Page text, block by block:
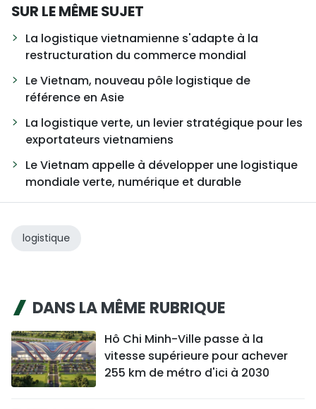
SUR LE MÊME SUJET
La logistique vietnamienne s'adapte à la
restructuration du commerce mondial
Le Vietnam, nouveau pôle logistique de
référence en Asie
La logistique verte, un levier stratégique pour les
exportateurs vietnamiens
Le Vietnam appelle à développer une logistique
mondiale verte, numérique et durable
logistique
DANS LA MÊME RUBRIQUE
Hô Chi Minh-Ville passe à la
vitesse supérieure pour achever
255 km de métro d'ici à 2030